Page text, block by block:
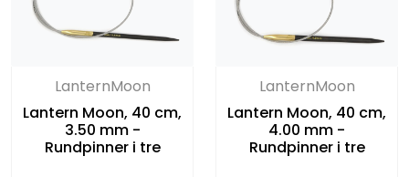
LanternMoon
Lantern Moon, 40 cm,
3.50 mm -
Rundpinner i tre
LanternMoon
Lantern Moon, 40 cm,
4.00 mm -
Rundpinner i tre